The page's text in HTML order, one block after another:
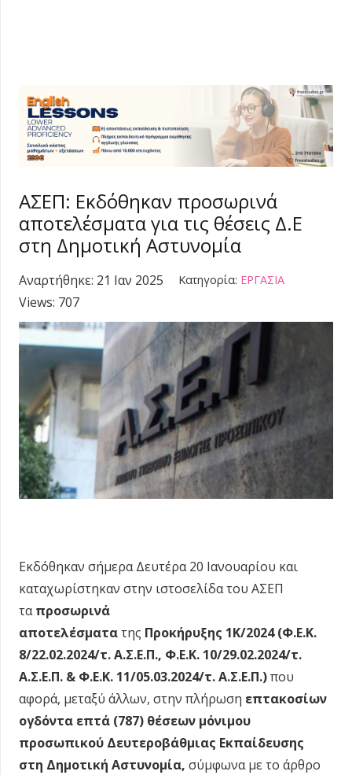
ΑΣΕΠ: Εκδόθηκαν προσωρινά
αποτελέσματα για τις θέσεις Δ.Ε
στη Δημοτική Αστυνομία
Αναρτήθηκε: 21 Ιαν 2025 Κατηγορία: ΕΡΓΑΣΙΑ
Views: 707
Εκδόθηκαν σήμερα Δευτέρα 20 Ιανουαρίου και
καταχωρίστηκαν στην ιστοσελίδα του ΑΣΕΠ
ταπροσωρινά
αποτελέσματατης Προκήρυξης 1Κ/2024 (Φ.Ε.Κ.
8/22.02.2024/τ. Α.Σ.Ε.Π., Φ.Ε.Κ. 10/29.02.2024/τ.
Α.Σ.Ε.Π. & Φ.Ε.Κ. 11/05.03.2024/τ. Α.Σ.Ε.Π.)που
αφορά, μεταξύ άλλων, στην πλήρωση επτακοσίων
ογδόντα επτά (787) θέσεων μόνιμου
προσωπικού Δευτεροβάθμιας Εκπαίδευσης
στη Δημοτική Αστυνομία, σύμφωνα με το άρθρο